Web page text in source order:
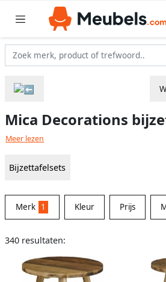
Mica Decorations
Meer lezen
Bijzettafelsets
Merk 1 Kleur Prijs
340 resultaten: